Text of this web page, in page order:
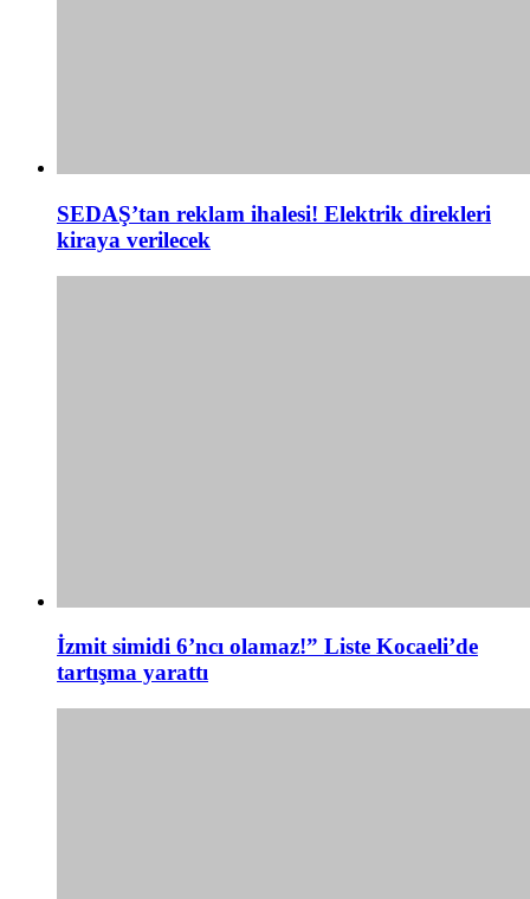
SEDAŞ’tan reklam ihalesi! Elektrik direkleri
kiraya verilecek
İzmit simidi 6’ncı olamaz!” Liste Kocaeli’de
tartışma yarattı